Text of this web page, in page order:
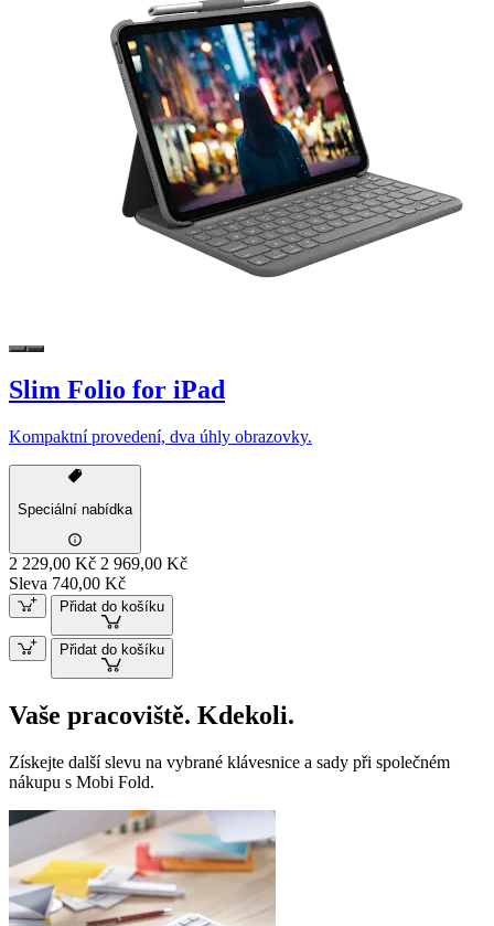
Slim Folio for iPad
Kompaktní provedení, dva úhly obrazovky.
Speciální nabídka
2 229,00 Kč 2 969,00 Kč
Sleva 740,00 Kč
Přidat do košíku
Přidat do košíku
Vaše pracoviště. Kdekoli.
Získejte další slevu na vybrané klávesnice a sady při společném
nákupu s Mobi Fold.